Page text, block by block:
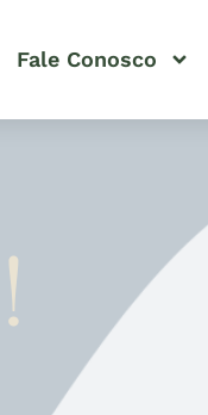
Fale Conosco